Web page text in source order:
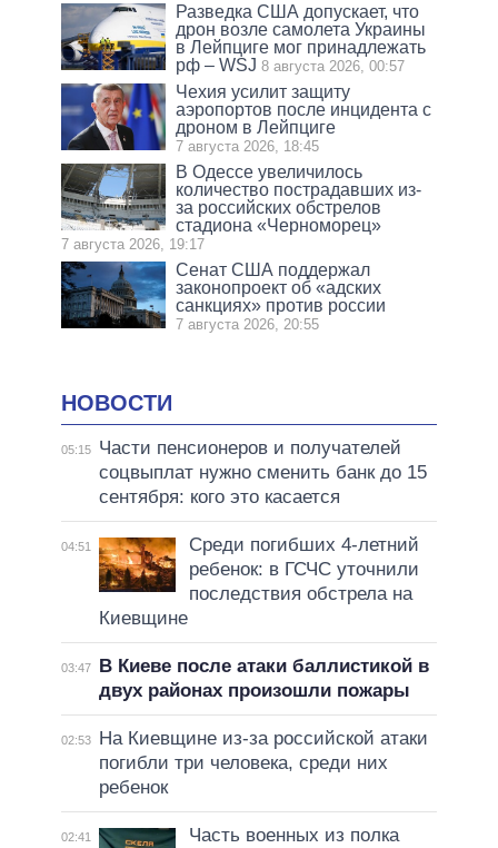
Разведка США допускает, что
дрон возле самолета Украины
в Лейпциге мог принадлежать
рф – WSJ 8 августа 2026, 00:57
Чехия усилит защиту
аэропортов после инцидента с
дроном в Лейпциге
7 августа 2026, 18:45
В Одессе увеличилось
количество пострадавших из-
за российских обстрелов
стадиона «Черноморец»
7 августа 2026, 19:17
Сенат США поддержал
законопроект об «адских
санкциях» против россии
7 августа 2026, 20:55
НОВОСТИ
05:15
Части пенсионеров и получателей
соцвыплат нужно сменить банк до 15
сентября: кого это касается
04:51
Среди погибших 4-летний
ребенок: в ГСЧС уточнили
последствия обстрела на
Киевщине
03:47
В Киеве после атаки баллистикой в
двух районах произошли пожары
02:53
На Киевщине из-за российской атаки
погибли три человека, среди них
ребенок
02:41
Часть военных из полка